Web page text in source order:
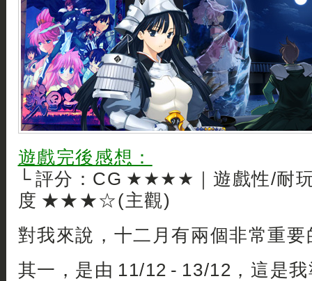
遊戲完後感想：
└ 評分：CG ★★★★｜遊戲性/
度 ★★★☆(主觀)
對我來說，十二月有兩個非常重要
其一，是由 11/12 - 13/12，這是